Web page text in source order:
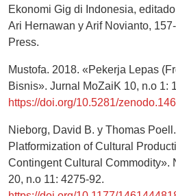
Ekonomi Gig di Indonesia,
Ari Hernawan y Arif Novianto,
Press.
Mustofa. 2018. «Pekerja Lepas
Bisnis». Jurnal MoZaiK 10, n.o 1:
https://doi.org/10.5281/
Nieborg, David B. y Thomas
Platformization of Cultural
Contingent Cultural Commodity».
20, n.o 11: 4275-92.